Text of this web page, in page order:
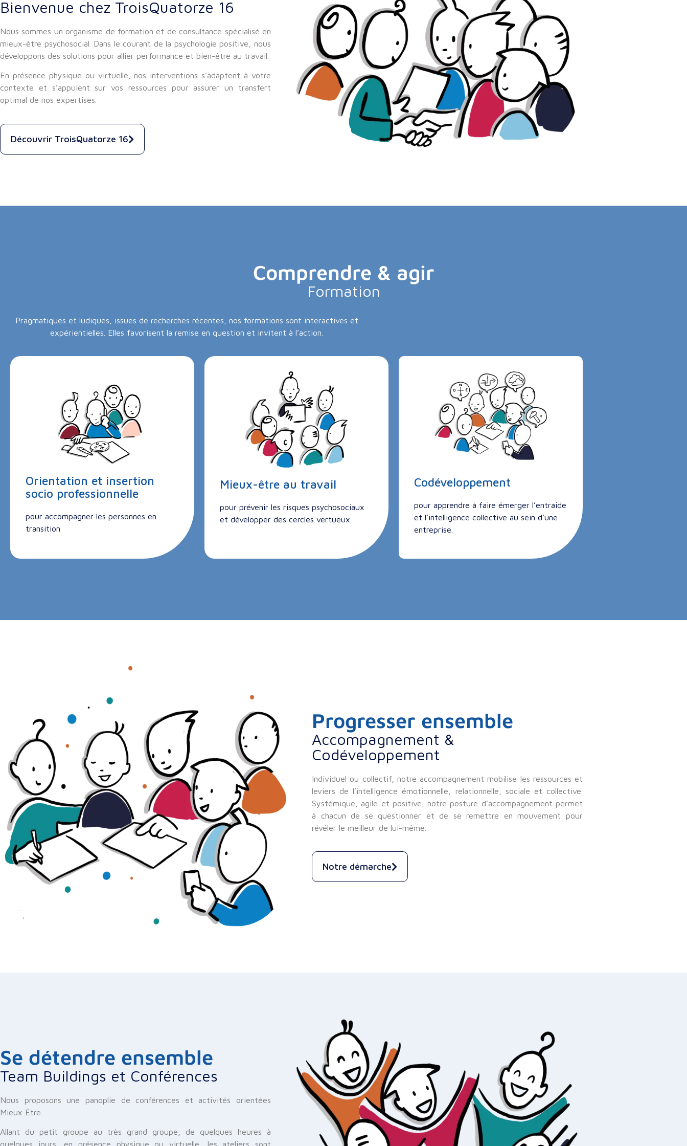
Bienvenue chez TroisQuatorze 16
Nous sommes un organisme de formation et de consultance spécialisé en
mieux-être psychosocial. Dans le courant de la psychologie positive, nous
développons des solutions pour allier performance et bien-être au travail.
En présence physique ou virtuelle, nos interventions s’adaptent à votre
contexte et s’appuient sur vos ressources pour assurer un transfert
optimal de nos expertises.
Découvrir TroisQuatorze 16
Comprendre & agir
Formation
Pragmatiques et ludiques, issues de recherches récentes, nos formations sont interactives et
expérientielles. Elles favorisent la remise en question et invitent à l’action.
Orientation et insertion
socio professionnelle
pour accompagner les personnes en
transition
Mieux-être au travail
pour prévenir les risques psychosociaux
et développer des cercles vertueux
Codéveloppement
pour apprendre à faire émerger l’entraide
et l’intelligence collective au sein d’une
entreprise.
Progresser ensemble
Accompagnement &
Codéveloppement
Individuel ou collectif, notre accompagnement mobilise les ressources et
leviers de l’intelligence émotionnelle, relationnelle, sociale et collective.
Systémique, agile et positive, notre posture d’accompagnement permet
à chacun de se questionner et de se remettre en mouvement pour
révéler le meilleur de lui-même.
Notre démarche
Se détendre ensemble
Team Buildings et Conférences
Nous proposons une panoplie de conférences et activités orientées
Mieux Être.
Allant du petit groupe au très grand groupe, de quelques heures à
quelques jours, en présence physique ou virtuelle, les ateliers sont